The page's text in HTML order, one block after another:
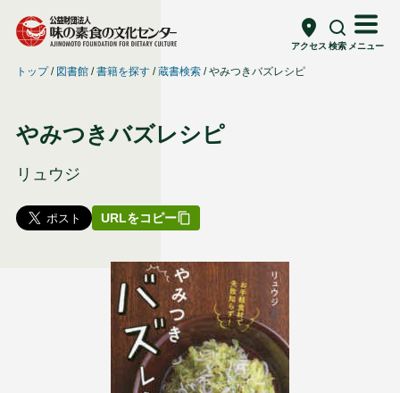
アクセス 検索 メニュー
トップ 図書館 書籍を探す 蔵書検索 やみつきバズレシピ
やみつきバズレシピ
リュウジ
URLをコピー